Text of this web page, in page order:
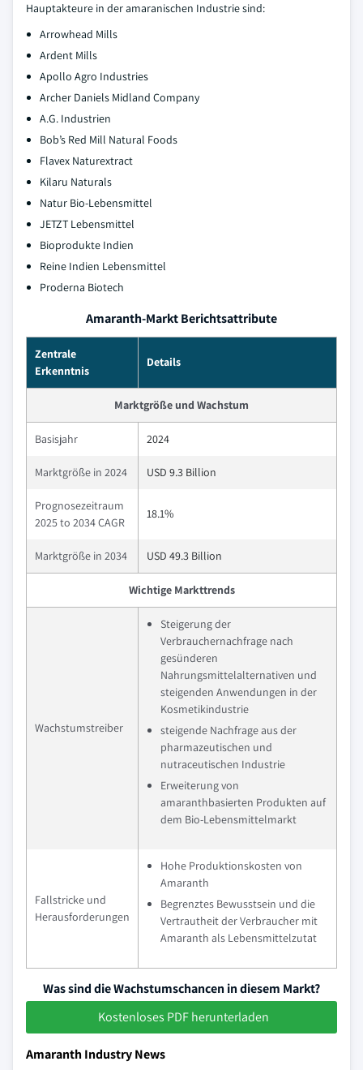
Hauptakteure in der amaranischen Industrie sind:
Arrowhead Mills
Ardent Mills
Apollo Agro Industries
Archer Daniels Midland Company
A.G. Industrien
Bob’s Red Mill Natural Foods
Flavex Naturextract
Kilaru Naturals
Natur Bio-Lebensmittel
JETZT Lebensmittel
Bioprodukte Indien
Reine Indien Lebensmittel
Proderna Biotech
Amaranth-Markt Berichtsattribute
Zentrale
Erkenntnis
Details
Marktgröße und Wachstum
Basisjahr 2024
Marktgröße in 2024 USD 9.3 Billion
Prognosezeitraum
2025 to 2034 CAGR
18.1%
Marktgröße in 2034 USD 49.3 Billion
Wichtige Markttrends
Wachstumstreiber
Steigerung der
Verbrauchernachfrage nach
gesünderen
Nahrungsmittelalternativen und
steigenden Anwendungen in der
Kosmetikindustrie
steigende Nachfrage aus der
pharmazeutischen und
nutraceutischen Industrie
Erweiterung von
amaranthbasierten Produkten auf
dem Bio-Lebensmittelmarkt
Fallstricke und
Herausforderungen
Hohe Produktionskosten von
Amaranth
Begrenztes Bewusstsein und die
Vertrautheit der Verbraucher mit
Amaranth als Lebensmittelzutat
Was sind die Wachstumschancen in diesem Markt?
Kostenloses PDF herunterladen
Amaranth Industry News